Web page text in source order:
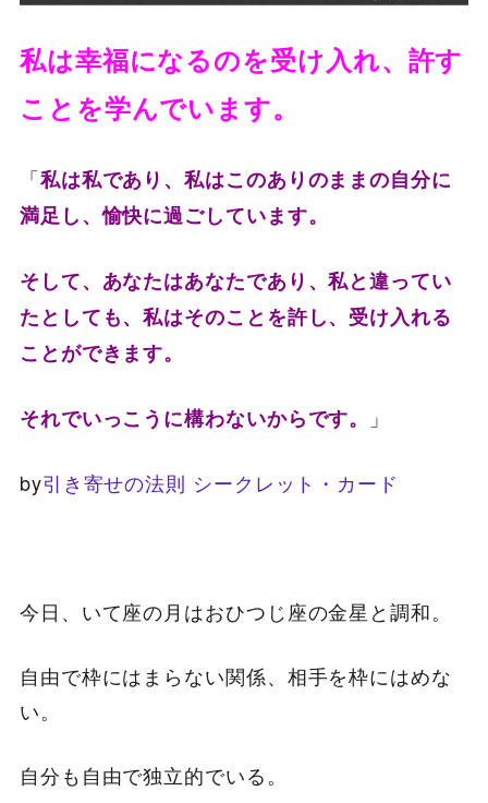
私は幸福になるのを受け入れ、許す
ことを学んでいます。
「私は私であり、私はこのありのままの自分に
満足し、愉快に過ごしています。
そして、あなたはあなたであり、私と違ってい
たとしても、私はそのことを許し、受け入れる
ことができます。
それでいっこうに構わないからです。 」
by引き寄せの法則 シークレット・カード
今日、いて座の月はおひつじ座の金星と調和。
自由で枠にはまらない関係、相手を枠にはめな
い。
自分も自由で独立的でいる。